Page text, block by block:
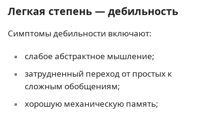
Легкая степень — дебильность
Симптомы дебильности включают:
слабое абстрактное мышление;
затрудненный переход от простых к
сложным обобщениям;
хорошую механическую память;